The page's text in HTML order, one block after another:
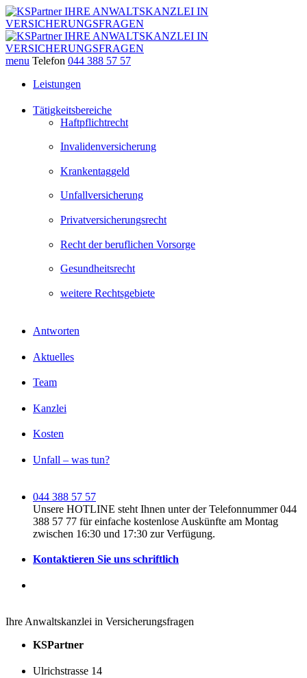
menu Telefon 044 388 57 57
Leistungen
Tätigkeitsbereiche
Haftpflichtrecht
Invalidenversicherung
Krankentaggeld
Unfallversicherung
Privatversicherungsrecht
Recht der beruflichen Vorsorge
Gesundheitsrecht
weitere Rechtsgebiete
Antworten
Aktuelles
Team
Kanzlei
Kosten
Unfall – was tun?
044 388 57 57
Unsere HOTLINE steht Ihnen unter der Telefonnummer 044
388 57 77 für einfache kostenlose Auskünfte am Montag
zwischen 16:30 und 17:30 zur Verfügung.
Kontaktieren Sie uns schriftlich
Ihre Anwaltskanzlei in Versicherungsfragen
KSPartner
Ulrichstrasse 14